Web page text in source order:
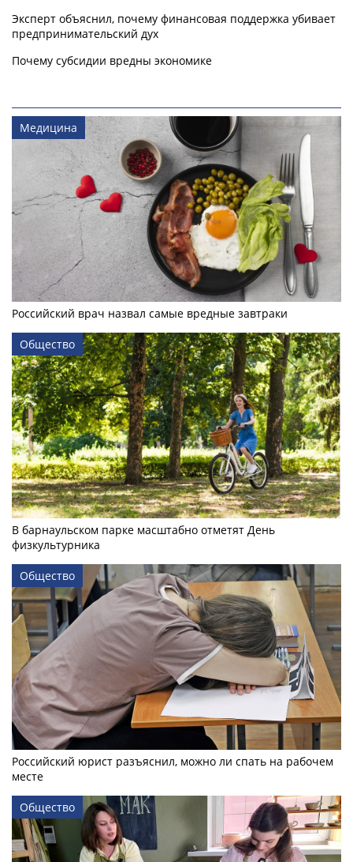
Эксперт объяснил, почему финансовая поддержка убивает
предпринимательский дух
Почему субсидии вредны экономике
Медицина
Российский врач назвал самые вредные завтраки
Общество
В барнаульском парке масштабно отметят День
физкультурника
Общество
Российский юрист разъяснил, можно ли спать на рабочем
месте
Общество